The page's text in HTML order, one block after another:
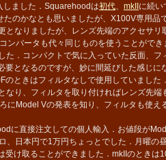
しました．Squarehoodは初代 mkIIに続い
のかなとも思いましたが、X100V専用品
なりましたが、レンズ先端のアクセサリ
ンバータも代々同じものを使うことがで
．コンパクトで気に入っていた反面、フ
となるのですが、妙に間延びした感じに
ときはフィルタなしで使用していました．
り、フィルタを取り付ければレンズ先端
Model Vの発表を知り、フィルタも使え
に直接注文しての個人輸入．お値段が
日本円で1万円ちょっとでした．月曜の
け取ることができました．mkIIのときは